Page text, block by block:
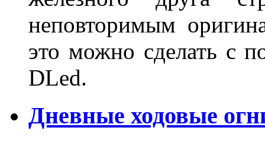
неповторимым
это можно сделать с
DLed.
Дневные ходовые